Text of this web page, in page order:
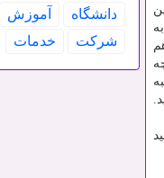
دانشگاه
آموزش
شركت
خدمات